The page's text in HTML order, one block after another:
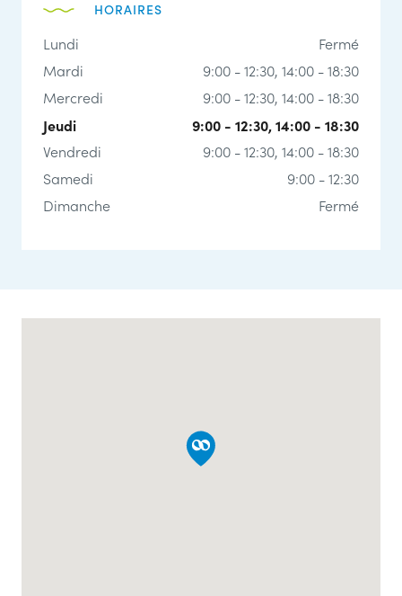
HORAIRES
Lundi
Fermé
Mardi
9:00 - 12:30, 14:00 - 18:30
Mercredi
9:00 - 12:30, 14:00 - 18:30
Jeudi 9:00 - 12:30, 14:00 - 18:30
Vendredi 9:00 - 12:30, 14:00 - 18:30
Samedi
9:00 - 12:30
Dimanche
Fermé